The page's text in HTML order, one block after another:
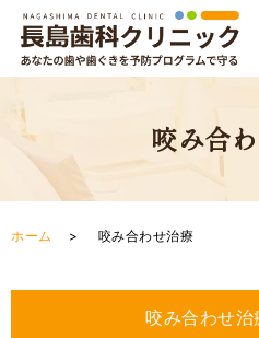
咬み合
ホーム 咬み合わせ治療
咬み合わせ治